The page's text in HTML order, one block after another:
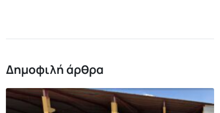
Δημοφιλή άρθρα